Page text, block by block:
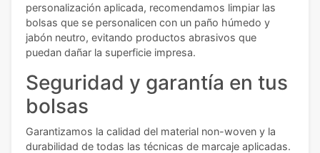
personalización aplicada, recomendamos limpiar las
bolsas que se personalicen con un paño húmedo y
jabón neutro, evitando productos abrasivos que
puedan dañar la superficie impresa.
Seguridad y garantía en tus
bolsas
Garantizamos la calidad del material non-woven y la
durabilidad de todas las técnicas de marcaje aplicadas.